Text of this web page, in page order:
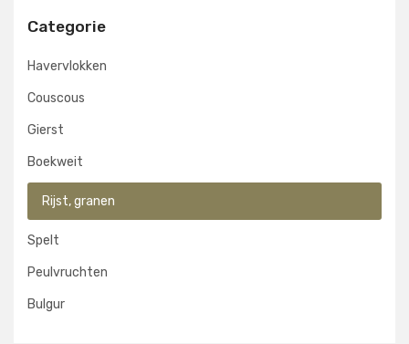
Categorie
Havervlokken
Couscous
Gierst
Boekweit
Rijst, granen
Spelt
Peulvruchten
Bulgur